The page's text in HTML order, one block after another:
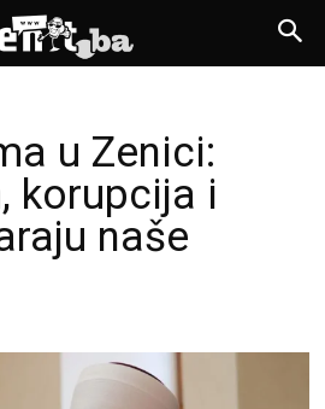
u Zenici:
korupcija i
naše